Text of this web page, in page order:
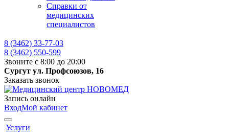
Справки от
медицинских
специалистов
8 (3462) 33-77-03
8 (3462) 550-599
Звоните с 8:00 до 20:00
Сургут ул. Профсоюзов, 16
Заказать звонок
Запись онлайн
ВходМой кабинет
Услуги